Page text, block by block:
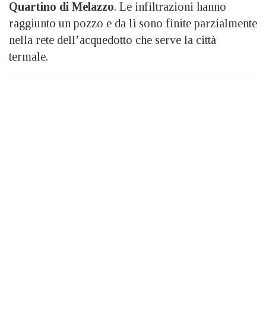
Quartino di Melazzo. Le infiltrazioni hanno
raggiunto un pozzo e da lì sono finite parzialmente
nella rete dell’acquedotto che serve la città
termale.